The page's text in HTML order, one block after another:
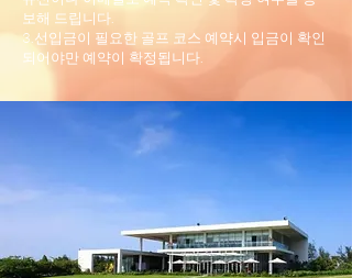
보해 드립니다.
3.선입금이 필요한 골프 코스 예약시 입금이 확인
되어야만 예약이 확정됩니다.